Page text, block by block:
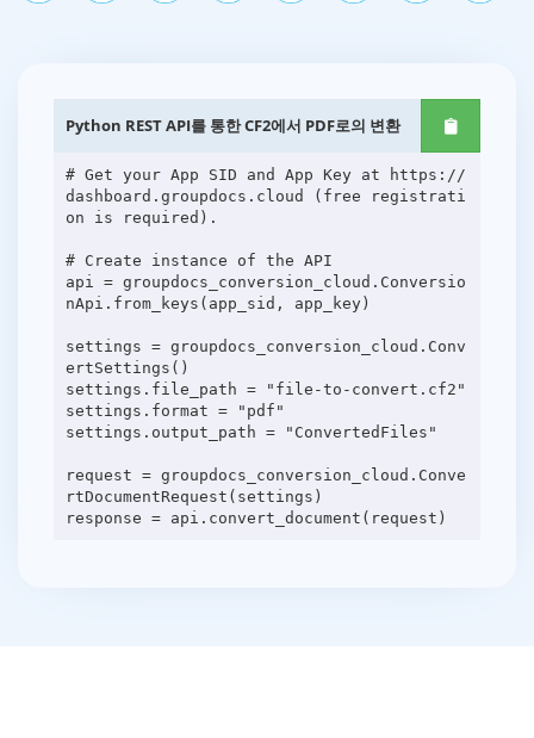
Python REST API를 통한 CF2에서 PDF로의 변환
# Get your App SID and App Key at https://
dashboard.groupdocs.cloud (free registrati
on is required).
# Create instance of the API
api = groupdocs_conversion_cloud.Conversio
nApi.from_keys(app_sid, app_key)
settings = groupdocs_conversion_cloud.Conv
ertSettings()
settings.file_path = "file-to-convert.cf2"
settings.format = "pdf"
settings.output_path = "ConvertedFiles"
request = groupdocs_conversion_cloud.Conve
rtDocumentRequest(settings)